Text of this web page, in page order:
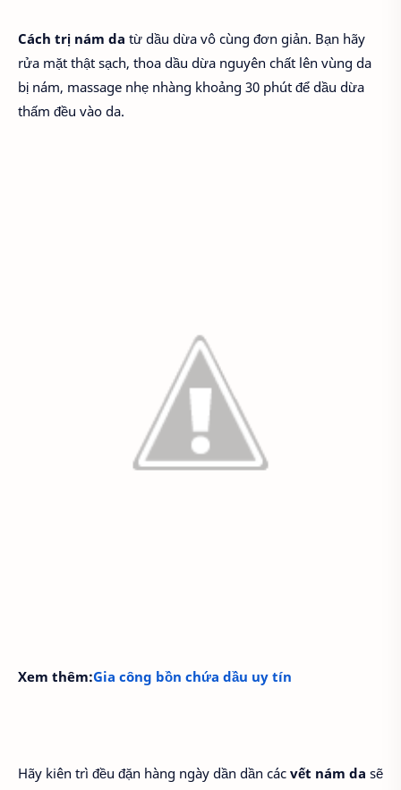
Cách trị nám da từ dầu dừa vô cùng đơn giản. Bạn hãy
rửa mặt thật sạch, thoa dầu dừa nguyên chất lên vùng da
bị nám, massage nhẹ nhàng khoảng 30 phút để dầu dừa
thấm đều vào da.
Xem thêm:Gia công bồn chứa dầu uy tín
Hãy kiên trì đều đặn hàng ngày dần dần các vết nám da sẽ